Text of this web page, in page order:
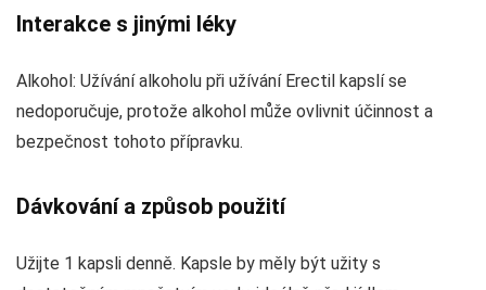
Interakce s jinými léky
Alkohol: Užívání alkoholu při užívání Erectil kapslí se
nedoporučuje, protože alkohol může ovlivnit účinnost a
bezpečnost tohoto přípravku.
Dávkování a způsob použití
Užijte 1 kapsli denně. Kapsle by měly být užity s